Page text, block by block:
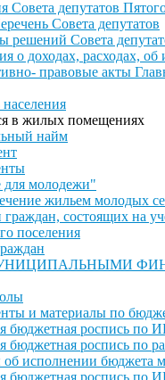
Совета депутатов
Совета депутатов
решений Совета
о доходах, расходах, об
правовые акты
населения
в жилых помещениях
найм
молодежи"
жильем молодых
состоящих на
поселения
и материалы по
бюджетная роспись по
бюджетная роспись по
исполнении бюджета
бюджетная роспись по